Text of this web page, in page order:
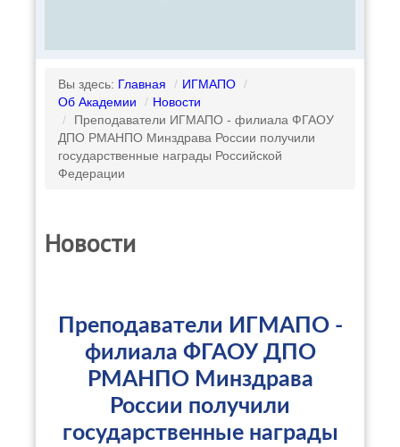
Вы здесь: Главная / ИГМАПО
/
Об Академии
/ Новости
/
Преподаватели ИГМАПО - филиала ФГАОУ
ДПО РМАНПО Минздрава России получили
государственные награды Российской
Федерации
Новости
Преподаватели ИГМАПО -
филиала ФГАОУ ДПО
РМАНПО Минздрава
России получили
государственные награды